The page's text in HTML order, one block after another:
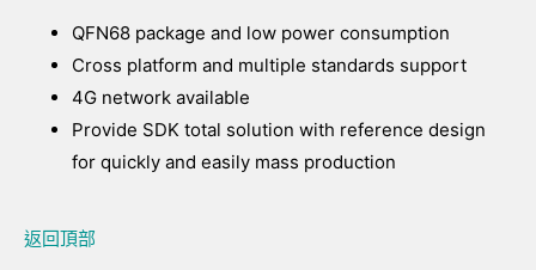
QFN68 package and low power consumption
Cross platform and multiple standards support
4G network available
Provide SDK total solution with reference design
for quickly and easily mass production
返回頂部